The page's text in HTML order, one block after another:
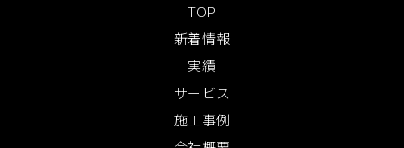
TOP
新着情報
実績
サービス
施工事例